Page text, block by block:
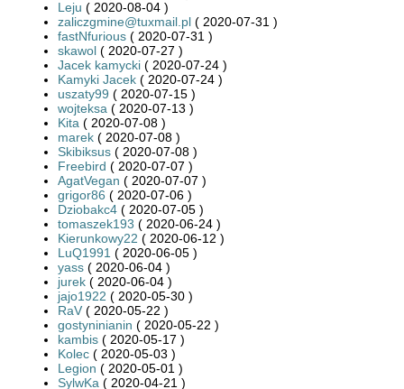
Leju ( 2020-08-04 )
zaliczgmine@tuxmail.pl ( 2020-07-31 )
fastNfurious ( 2020-07-31 )
skawol ( 2020-07-27 )
Jacek kamycki ( 2020-07-24 )
Kamyki Jacek ( 2020-07-24 )
uszaty99 ( 2020-07-15 )
wojteksa ( 2020-07-13 )
Kita ( 2020-07-08 )
marek ( 2020-07-08 )
Skibiksus ( 2020-07-08 )
Freebird ( 2020-07-07 )
AgatVegan ( 2020-07-07 )
grigor86 ( 2020-07-06 )
Dziobakc4 ( 2020-07-05 )
tomaszek193 ( 2020-06-24 )
Kierunkowy22 ( 2020-06-12 )
LuQ1991 ( 2020-06-05 )
yass ( 2020-06-04 )
jurek ( 2020-06-04 )
jajo1922 ( 2020-05-30 )
RaV ( 2020-05-22 )
gostyninianin ( 2020-05-22 )
kambis ( 2020-05-17 )
Kolec ( 2020-05-03 )
Legion ( 2020-05-01 )
SylwKa ( 2020-04-21 )